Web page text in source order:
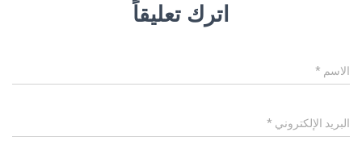
اترك تعليقاً
الاسم *
البريد الإلكتروني *